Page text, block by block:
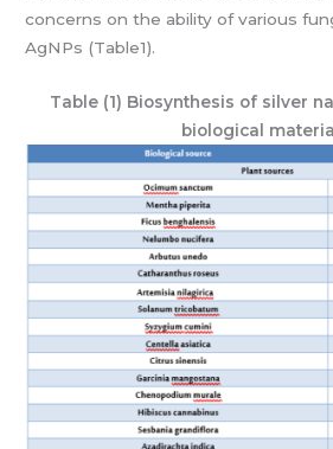
concerns on the ability of various
AgNPs (Table1).
Table (1) Biosynthesis of silver
biological